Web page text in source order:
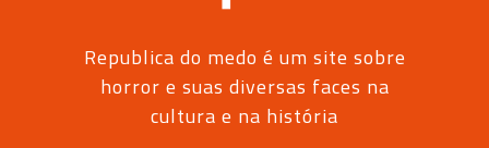
Republica do medo é um site sobre
horror e suas diversas faces na
cultura e na história